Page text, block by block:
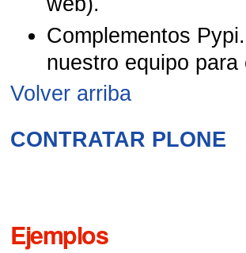
Complementos
nuestro equipo
Volver arriba
CONTRATAR PLONE
Ejemplos